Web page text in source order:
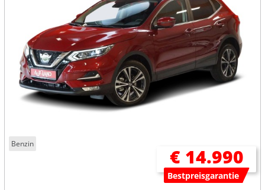
Benzin
€ 14.990
Bestpreisgarantie